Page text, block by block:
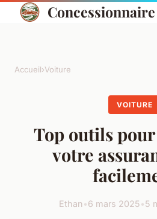
Accueil›Voiture
VOITURE
Top outils
votre
Ethan•6 mars 2025•5